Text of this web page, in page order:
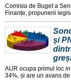
Comisia de Buget a
Finanțe, propunerii
și
AUR ocupa primul loc
34%, și are un avans